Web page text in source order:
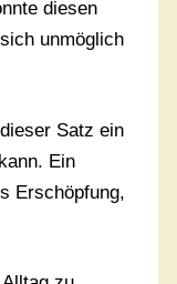
diesen
unmöglich
Satz ein
Ein
Erschöpfung,